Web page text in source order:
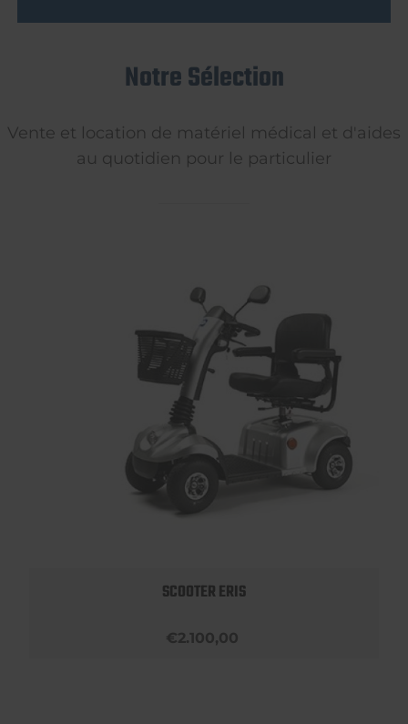
Notre Sélection
Vente et location de matériel médical et d'aides
au quotidien pour le particulier
SCOOTER ERIS
€2.100,00